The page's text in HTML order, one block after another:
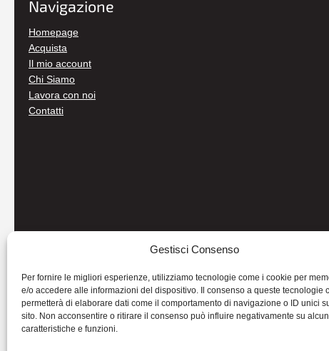
Gestisci Consenso
Per fornire le migliori esperienze, utilizziamo tecnologie come i cookie per
e/o accedere alle informazioni del dispositivo. Il consenso a queste tecnologie
permetterà di elaborare dati come il comportamento di navigazione o ID unici
sito. Non acconsentire o ritirare il consenso può influire negativamente su
caratteristiche e funzioni.
Navigazione
Homepage
Acquista
Il mio account
Chi Siamo
Lavora con noi
Contatti